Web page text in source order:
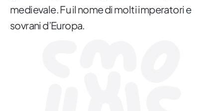
medievale. Fu il nome di molti imperatori e
sovrani d’Europa.